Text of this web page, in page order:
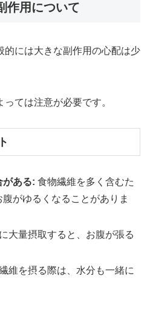
作用について
的には大きな副作用の心配は少
ては注意が必要です。
がある: 食物繊維を多く含むた
がゆるくなることがありま
大量摂取すると、お腹が張る
維を摂る際は、水分も一緒に